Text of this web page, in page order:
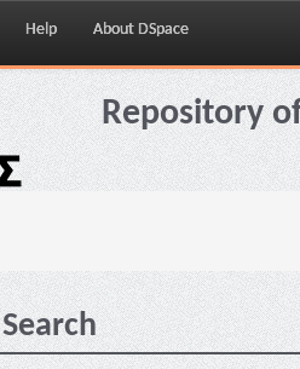
Help About DSpace
Repository
Search